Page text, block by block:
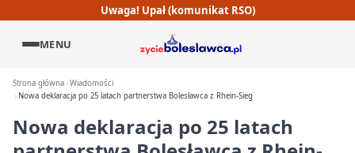
Uwaga! Upał (komunikat RSO)
MENU
Strona główna Wiadomości
Nowa deklaracja po 25 latach partnerstwa Bolesławca z Rhein-Sieg
Nowa deklaracja po 25 latach